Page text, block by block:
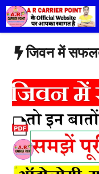
Skip
to
content
जिवन में